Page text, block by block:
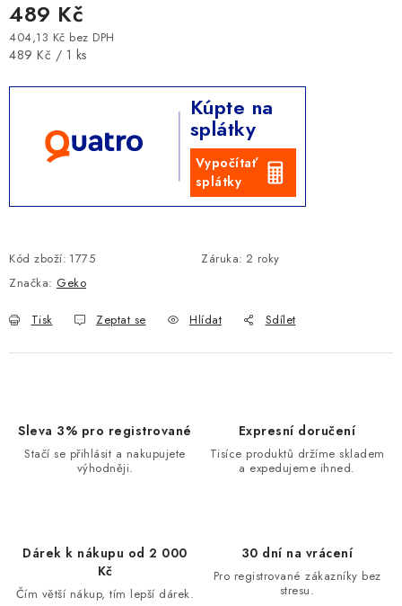
489 Kč
404,13 Kč bez DPH
Měrná cena:
489 Kč / 1 ks
Kúpte na
splátky
Vypočítať
splátky
Kód zboží: 1775 Záruka: 2 roky
Značka: Geko
Tisk Zeptat se Hlídat Sdílet
Sleva 3% pro registrované
Stačí se přihlásit a nakupujete
výhodněji.
Expresní doručení
Tisíce produktů držíme skladem
a expedujeme ihned.
Dárek k nákupu od 2 000
Kč
Čím větší nákup, tím lepší dárek.
30 dní na vrácení
Pro registrované zákazníky bez
stresu.